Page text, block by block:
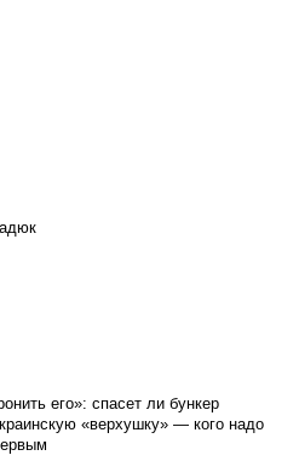
его»: спасет ли бункер
«верхушку» — кого надо